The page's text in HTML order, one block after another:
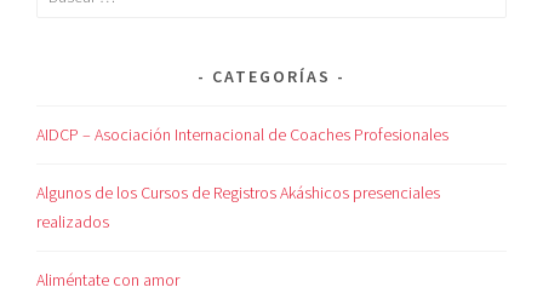
CATEGORÍAS
AIDCP – Asociación Internacional de Coaches Profesionales
Algunos de los Cursos de Registros Akáshicos presenciales
realizados
Aliméntate con amor